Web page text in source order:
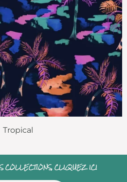
Tropical
COLLECTIONS, CLIQUEZ ICI